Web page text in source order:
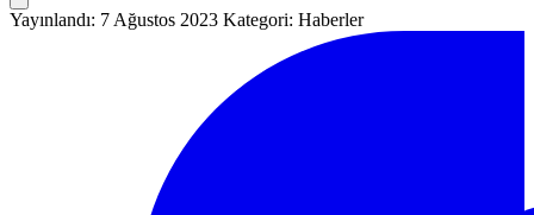
Yayınlandı: 7 Ağustos 2023 Kategori: Haberler